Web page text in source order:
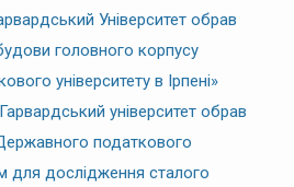
Університет обрав
головного корпусу
університету в Ірпені»
університет обрав
податкового
для дослідження сталого